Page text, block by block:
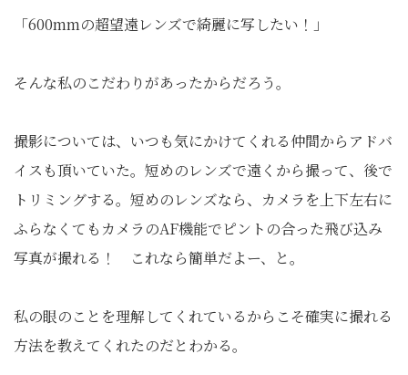
「600mmの超望遠レンズで綺麗に写したい！」
そんな私のこだわりがあったからだろう。
撮影については、いつも気にかけてくれる仲間からアドバ
イスも頂いていた。短めのレンズで遠くから撮って、後で
トリミングする。短めのレンズなら、カメラを上下左右に
ふらなくてもカメラのAF機能でピントの合った飛び込み
写真が撮れる！ これなら簡単だよー、と。
私の眼のことを理解してくれているからこそ確実に撮れる
方法を教えてくれたのだとわかる。